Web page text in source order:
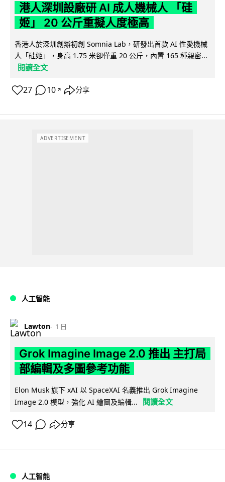
港人深圳設廠研 AI 成人機械人 「硅
姬」 20 公斤重擬人度極高
香港人於深圳創辦初創 Somnia Lab，研發出首款 AI 性愛機械
人「硅姬」，身高 1.75 米卻僅重 20 公斤，內置 165 種親密...
閱讀全文
27 10 ↗ 分享
ADVERTISEMENT
人工智能
Lawton 1 日
Grok Imagine Image 2.0 推出 主打局
部編輯及多圖參考功能
Elon Musk 旗下 xAI 以 SpaceXAI 名義推出 Grok Imagine
Image 2.0 模型，強化 AI 繪圖及編輯...
閱讀全文
14 分享
人工智能